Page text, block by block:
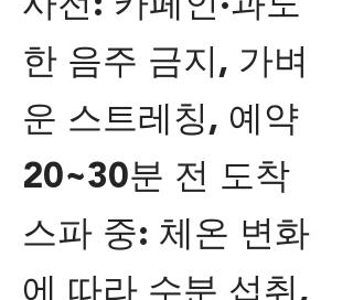
한 음주 금지, 가벼
운 스트레칭, 예약
20~30분 전 도착
스파 중: 체온 변화